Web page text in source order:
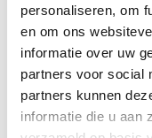
personaliseren, om
en om ons
informatie over uw
partners voor social
partners kunnen
informatie die u aan
Ook de
Spirotech speelt
het begin is er
toepassing en